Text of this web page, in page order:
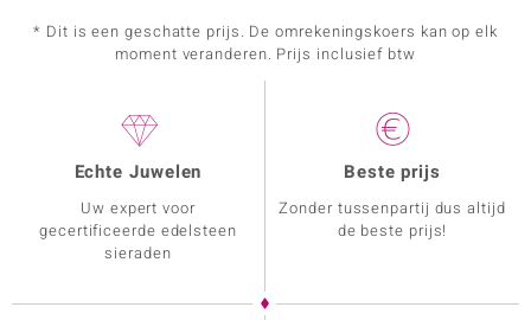
* Dit is een geschatte prijs. De omrekeningskoers kan op elk
moment veranderen. Prijs inclusief btw
Echte Juwelen
Uw expert voor
gecertificeerde edelsteen
sieraden
Beste prijs
Zonder tussenpartij dus altijd
de beste prijs!